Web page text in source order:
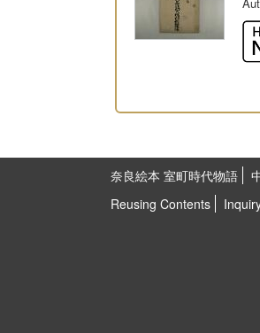
奈良絵本 室町時代物語
Reusing Contents